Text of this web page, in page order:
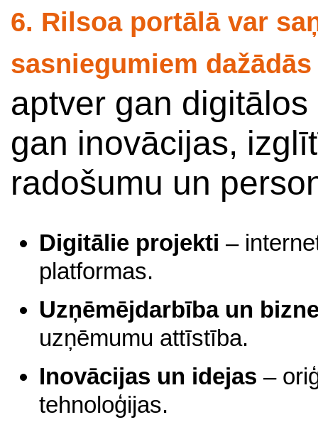
6. Rilsoa portālā var
sasniegumiem
aptver gan
gan inovācijas,
radošumu un
Digitālie projekti –
platformas.
Uzņēmējdarbība un
uzņēmumu attīstība.
Inovācijas un idejas –
tehnoloģijas.